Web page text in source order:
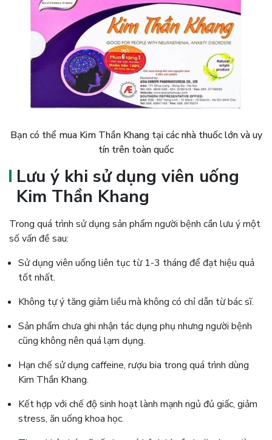
Bạn có thể mua Kim Thần Khang tại các nhà thuốc lớn và uy
tín trên toàn quốc
Lưu ý khi sử dụng viên uống
Kim Thần Khang
Trong quá trình sử dụng sản phẩm người bệnh cần lưu ý một
số vấn đề sau:
Sử dụng viên uống liên tục từ 1-3 tháng để đạt hiệu quả
tốt nhất.
Không tự ý tăng giảm liều mà không có chỉ dẫn từ bác sĩ.
Sản phẩm chưa ghi nhận tác dụng phụ nhưng người bệnh
cũng không nên quá lạm dụng.
Hạn chế sử dụng caffeine, rượu bia trong quá trình dùng
Kim Thần Khang.
Kết hợp với chế độ sinh hoạt lành mạnh ngủ đủ giấc, giảm
stress, ăn uống khoa học.